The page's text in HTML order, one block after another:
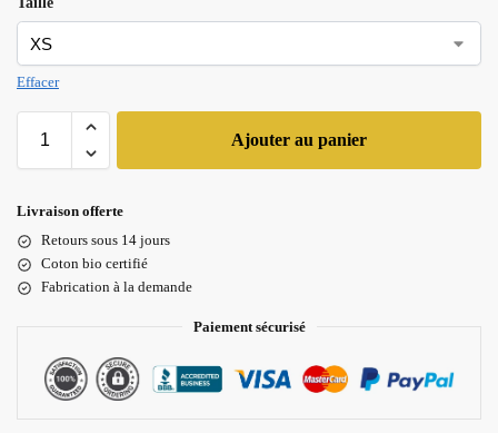
Effacer
Ajouter au panier
Livraison offerte
Retours sous 14 jours
Coton bio certifié
Fabrication à la demande
Paiement sécurisé